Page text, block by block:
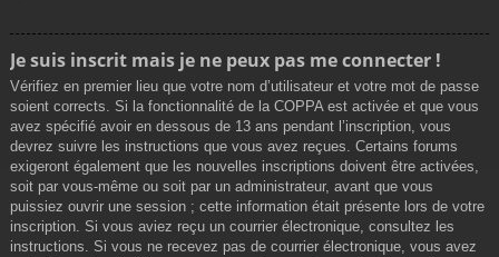
Je suis inscrit mais je ne peux pas me connecter !
Vérifiez en premier lieu que votre nom d’utilisateur et votre mot de passe
soient corrects. Si la fonctionnalité de la COPPA est activée et que vous
avez spécifié avoir en dessous de 13 ans pendant l’inscription, vous
devrez suivre les instructions que vous avez reçues. Certains forums
exigeront également que les nouvelles inscriptions doivent être activées,
soit par vous-même ou soit par un administrateur, avant que vous
puissiez ouvrir une session ; cette information était présente lors de votre
inscription. Si vous aviez reçu un courrier électronique, consultez les
instructions. Si vous ne recevez pas de courrier électronique, vous avez